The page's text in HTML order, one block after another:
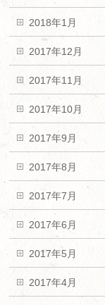
2018年1月
2017年12月
2017年11月
2017年10月
2017年9月
2017年8月
2017年7月
2017年6月
2017年5月
2017年4月